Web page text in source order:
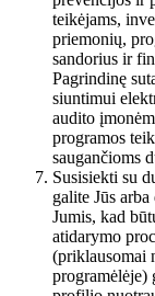
teikėjams,
priemonių,
sandorius ir
Pagrindinę
siuntimui
audito
programos
saugančioms
Susisiekti su
galite Jūs
Jumis, kad
atidarymo
(priklausomai
programėlėje)